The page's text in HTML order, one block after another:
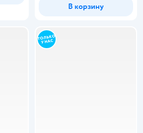
В корзину